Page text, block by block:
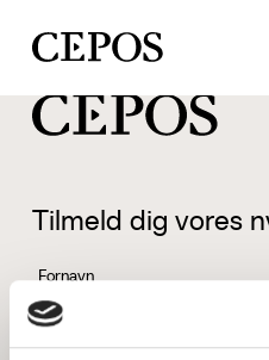
CEPOS logo
Tilmeld dig vores
Fornavn